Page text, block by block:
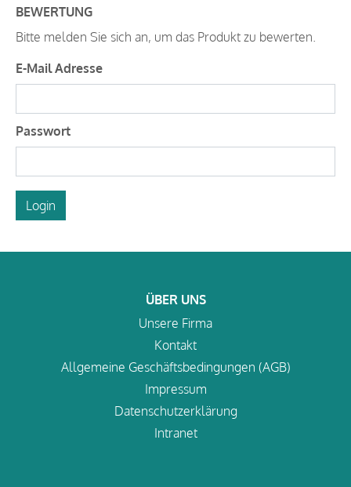
BEWERTUNG
Bitte melden Sie sich an, um das Produkt zu bewerten.
E-Mail Adresse
Passwort
Login
ÜBER UNS
Unsere Firma
Kontakt
Allgemeine Geschäftsbedingungen (AGB)
Impressum
Datenschutzerklärung
Intranet